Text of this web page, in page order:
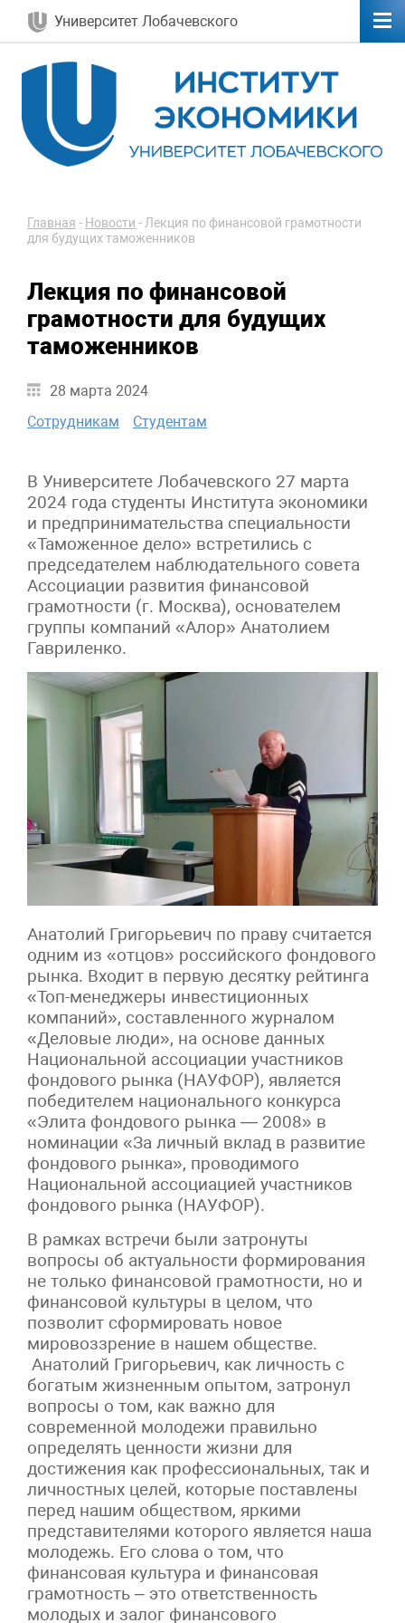
Университет Лобачевского
Главная - Новости -Лекция по финансовой грамотности
для будущих таможенников
Лекция по финансовой
грамотности для будущих
таможенников
28 марта 2024
Сотрудникам
Студентам
В Университете Лобачевского 27 марта
2024 года студенты Института экономики
и предпринимательства специальности
«Таможенное дело» встретились с
председателем наблюдательного совета
Ассоциации развития финансовой
грамотности (г. Москва), основателем
группы компаний «Алор» Анатолием
Гавриленко.
Анатолий Григорьевич по праву считается
одним из «отцов» российского фондового
рынка. Входит в первую десятку рейтинга
«Топ-менеджеры инвестиционных
компаний», составленного журналом
«Деловые люди», на основе данных
Национальной ассоциации участников
фондового рынка (НАУФОР), является
победителем национального конкурса
«Элита фондового рынка — 2008» в
номинации «За личный вклад в развитие
фондового рынка», проводимого
Национальной ассоциацией участников
фондового рынка (НАУФОР).
В рамках встречи были затронуты
вопросы об актуальности формирования
не только финансовой грамотности, но и
финансовой культуры в целом, что
позволит сформировать новое
мировоззрение в нашем обществе.
Анатолий Григорьевич, как личность с
богатым жизненным опытом, затронул
вопросы о том, как важно для
современной молодежи правильно
определять ценности жизни для
достижения как профессиональных, так и
личностных целей, которые поставлены
перед нашим обществом, яркими
представителями которого является наша
молодежь. Его слова о том, что
финансовая культура и финансовая
грамотность – это ответственность
молодых и залог финансового